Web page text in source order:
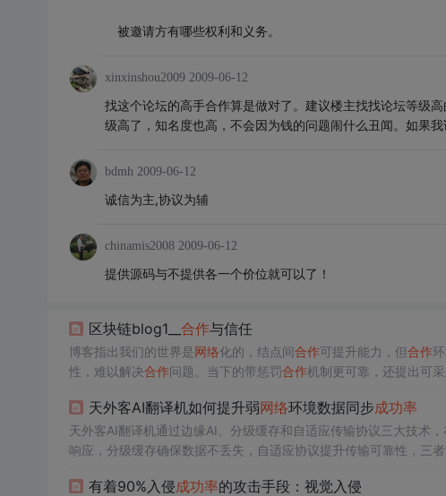
被邀请方有哪些权利和义务。
xinxinshou2009 2009-06-12
找这个论坛的高手合作算是做对了。建议楼主找找论坛等级
级高了，知名度也高，不会因为钱的问题闹什么丑闻。如果
bdmh 2009-06-12
诚信为主,协议为辅
chinamis2008 2009-06-12
提供源码与不提供各一个价位就可以了！
区块链blog1__ 合作与信任
博客指出我们的世界是网络化的，结点间合作可提升能力，但合作
性，难以解决合作问题。当下的带惩罚合作机制更可靠，还提出可
天外客AI翻译机如何提升弱网络环境数据同步成功率
天外客AI翻译机通过边缘AI、分级缓存和自适应传输协议三大技术
响应，分级缓存确保数据不丢失，自适应协议提升传输可靠性，三
有着90%入侵成功率的攻击手段：视觉入侵